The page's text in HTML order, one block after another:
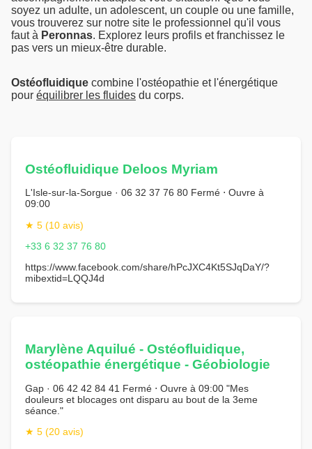
soyez un adulte, un adolescent, un couple ou une famille,
vous trouverez sur notre site le professionnel qu'il vous
faut à Peronnas. Explorez leurs profils et franchissez le
pas vers un mieux-être durable.
Ostéofluidique combine l'ostéopathie et l'énergétique
pour équilibrer les fluides du corps.
Ostéofluidique Deloos Myriam
L'Isle-sur-la-Sorgue · 06 32 37 76 80 Fermé ⋅ Ouvre à
09:00
★ 5 (10 avis)
+33 6 32 37 76 80
https://www.facebook.com/share/hPcJXC4Kt5SJqDaY/?
mibextid=LQQJ4d
Marylène Aquilué - Ostéofluidique,
ostéopathie énergétique - Géobiologie
Gap · 06 42 42 84 41 Fermé ⋅ Ouvre à 09:00 "Mes
douleurs et blocages ont disparu au bout de la 3eme
séance."
★ 5 (20 avis)